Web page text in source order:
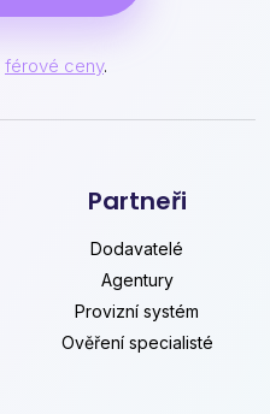
férové ceny.
Partneři
Dodavatelé
Agentury
Provizní systém
Ověření specialisté